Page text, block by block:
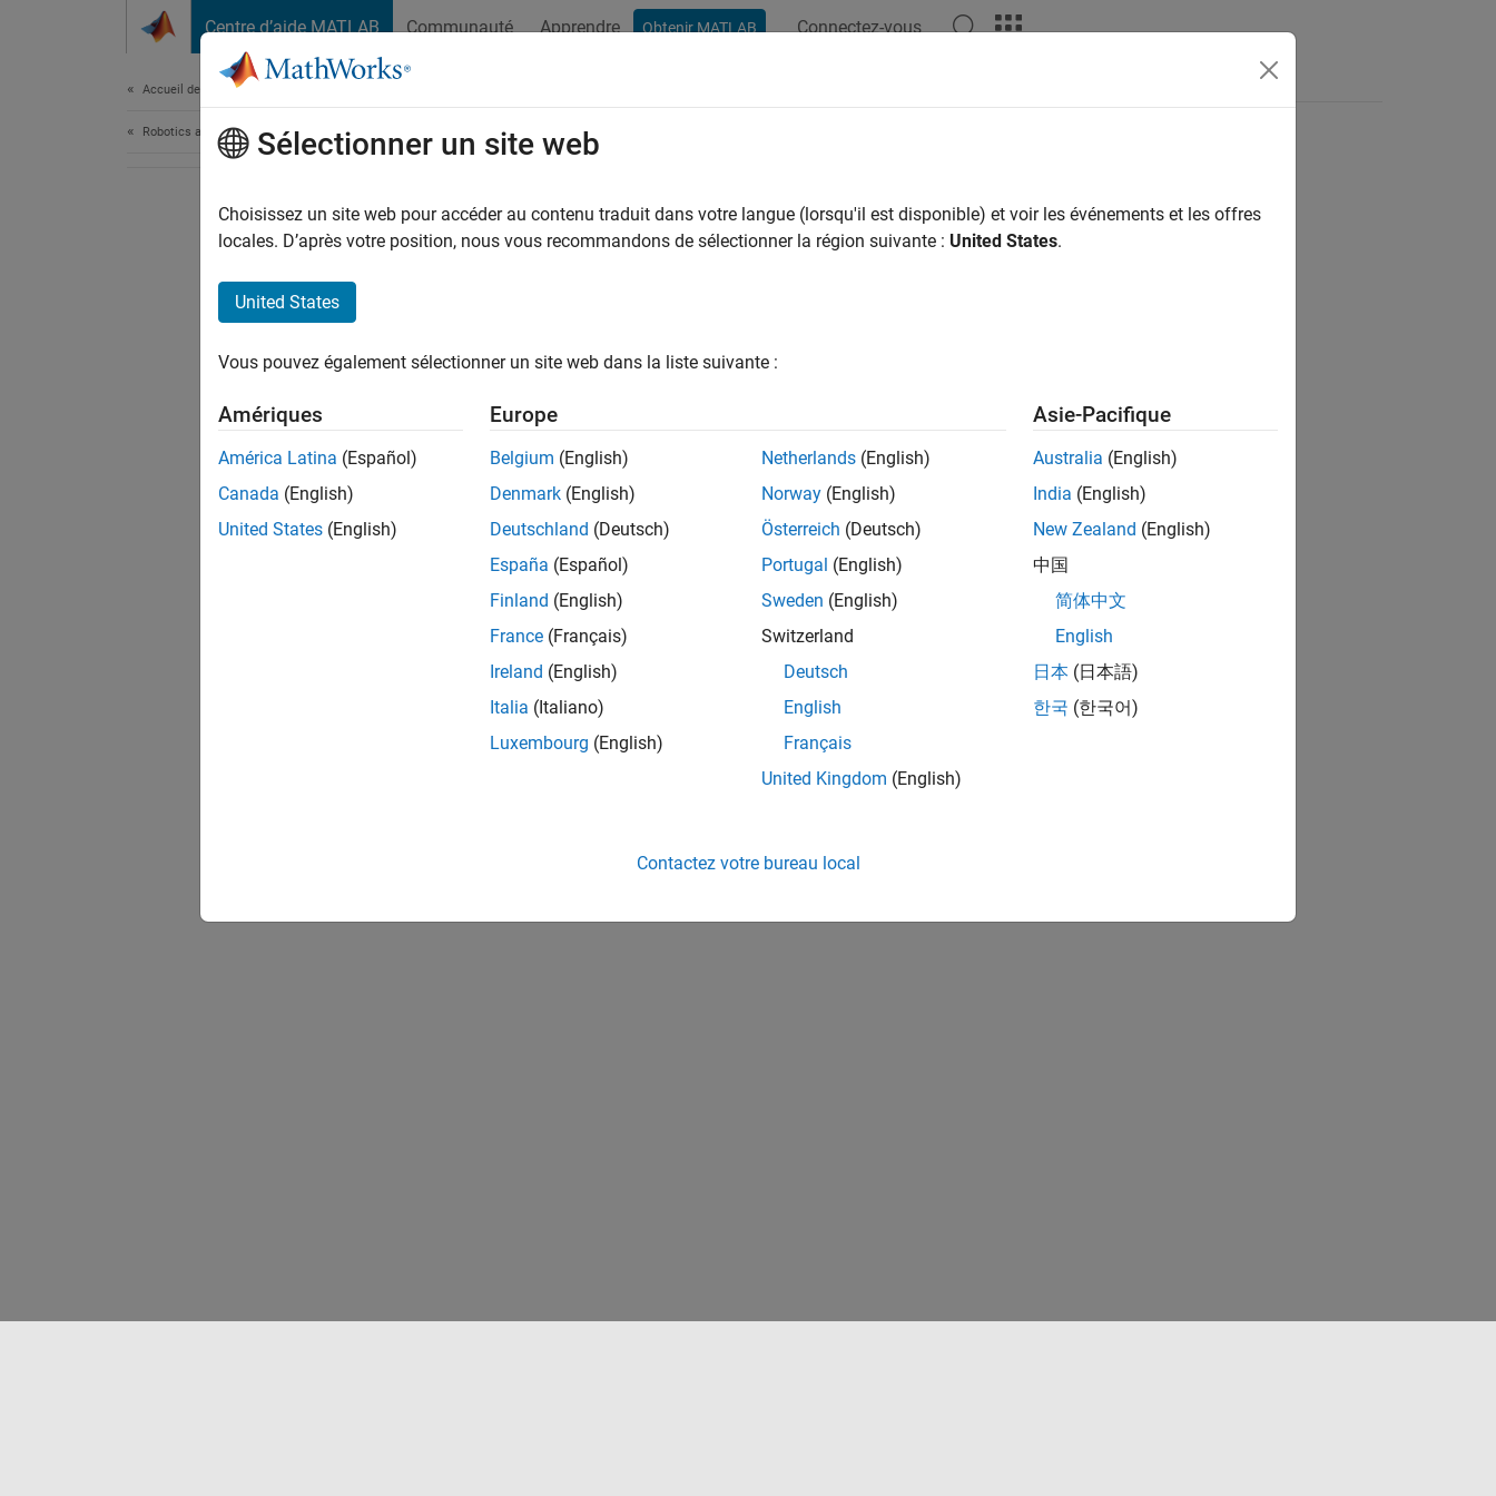
Centre d’aide MATLAB Communauté Apprendre Obtenir MATLAB Connectez-vous
Accueil de la documentation
Robotics and Autonomous Systems
How useful was this information?
Sélectionner un site web
Choisissez un site web pour accéder au contenu traduit dans votre langue (lorsqu'il est disponible) et voir les événements et les offres
locales. D’après votre position, nous vous recommandons de sélectionner la région suivante : United States.
United States
Vous pouvez également sélectionner un site web dans la liste suivante :
Amériques
América Latina (Español)
Canada (English)
United States (English)
Europe
Belgium (English)
Denmark (English)
Deutschland (Deutsch)
España (Español)
Finland (English)
France (Français)
Ireland (English)
Italia (Italiano)
Luxembourg (English)
Netherlands (English)
Norway (English)
Österreich (Deutsch)
Portugal (English)
Sweden (English)
Switzerland
Deutsch
English
Français
United Kingdom (English)
Asie-Pacifique
Australia (English)
India (English)
New Zealand (English)
中国
简体中文
English
日本 (日本語)
한국 (한국어)
Contactez votre bureau local